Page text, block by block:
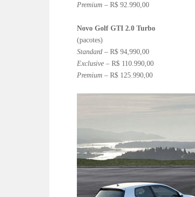
Premium– R$ 92.990,00
Novo Golf GTI 2.0 Turbo
(pacotes)
Standard– R$ 94,990,00
Exclusive– R$ 110.990,00
Premium– R$ 125.990,00